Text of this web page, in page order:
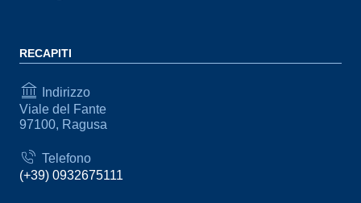
RECAPITI
Indirizzo
Viale del Fante
97100, Ragusa
Telefono
(+39) 0932675111